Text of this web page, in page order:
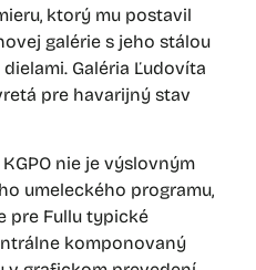
ktorý mu postavil
galérie s jeho stálou
Galéria Ľudovíta
pre havarijný stav
nie je výslovným
umeleckého programu,
pre Fullu typické
komponovaný